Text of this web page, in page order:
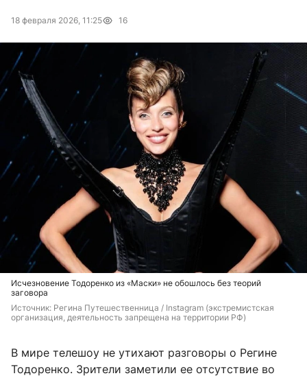
18 февраля 2026, 11:25 16
Исчезновение Тодоренко из «Маски» не обошлось без теорий
заговора
Источник: Регина Путешественница / Instagram (экстремистская
организация, деятельность запрещена на территории РФ)
В мире телешоу не утихают разговоры о Регине
Тодоренко. Зрители заметили ее отсутствие во